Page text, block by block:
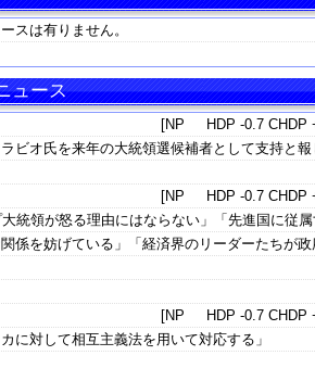
スは有りません。
ュース
[NP HDP -0.7 CHDP
ビオ氏を来年の大統領選候補者として支持と報
[NP HDP -0.7 CHDP
統領が怒る理由にはならない」「先進国に従属
係を妨げている」「経済界のリーダーたちが
[NP HDP -0.7 CHDP
に対して相互主義法を用いて対応する」